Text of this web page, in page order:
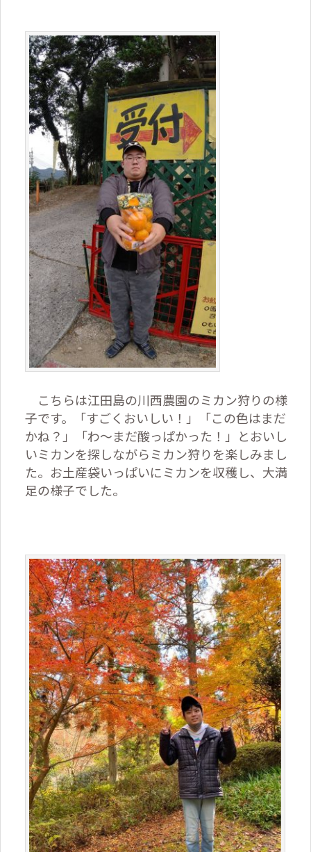
こちらは江田島の川西農園のミカン狩りの様
子です。「すごくおいしい！」「この色はまだ
かね？」「わ～まだ酸っぱかった！」とおいし
いミカンを探しながらミカン狩りを楽しみまし
た。お土産袋いっぱいにミカンを収穫し、大満
足の様子でした。